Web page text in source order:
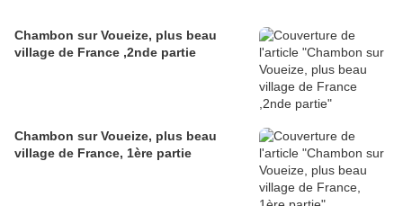
Chambon sur Voueize, plus beau
village de France ,2nde partie
Chambon sur Voueize, plus beau
village de France, 1ère partie